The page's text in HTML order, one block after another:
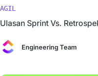
AGIL
Ulasan Sprint Vs.
Engineering Team